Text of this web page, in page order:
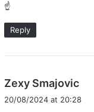
:
☝️
Reply
Zexy Smajovic
20/08/2024 at 20:28